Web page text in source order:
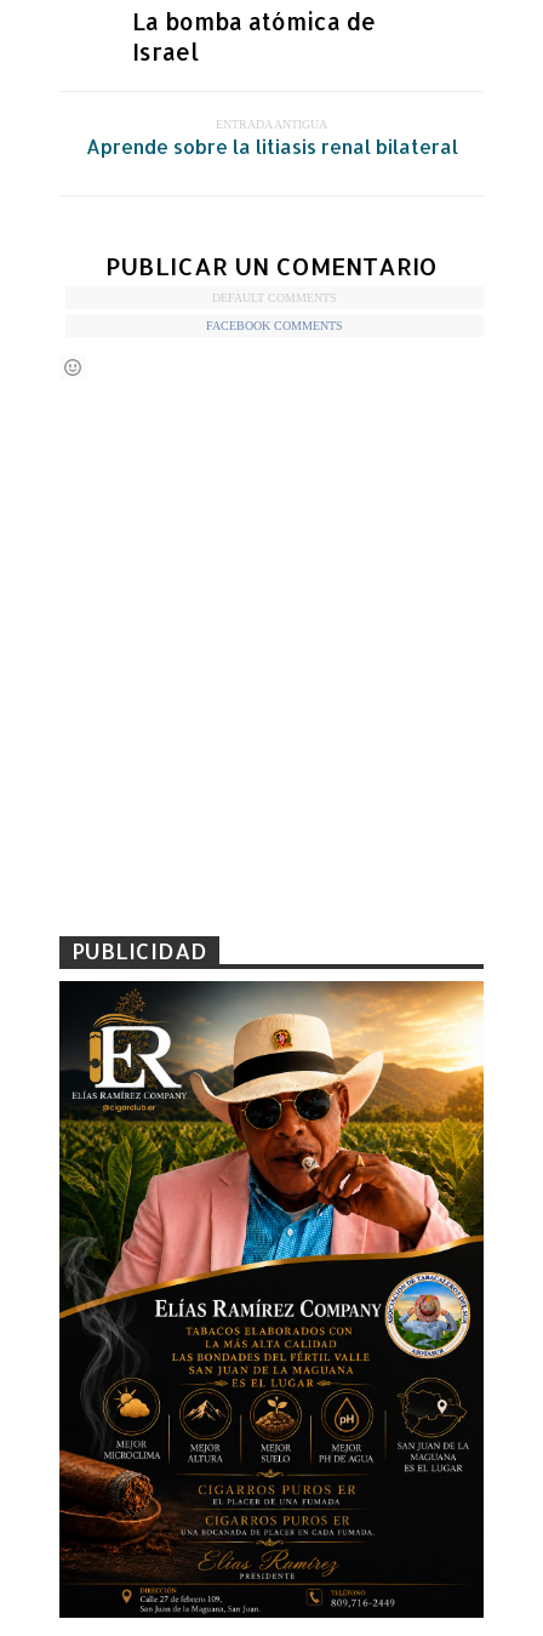
La bomba atómica de
Israel
ENTRADA ANTIGUA
Aprende sobre la litiasis renal bilateral
PUBLICAR UN COMENTARIO
DEFAULT COMMENTS
FACEBOOK COMMENTS
PUBLICIDAD